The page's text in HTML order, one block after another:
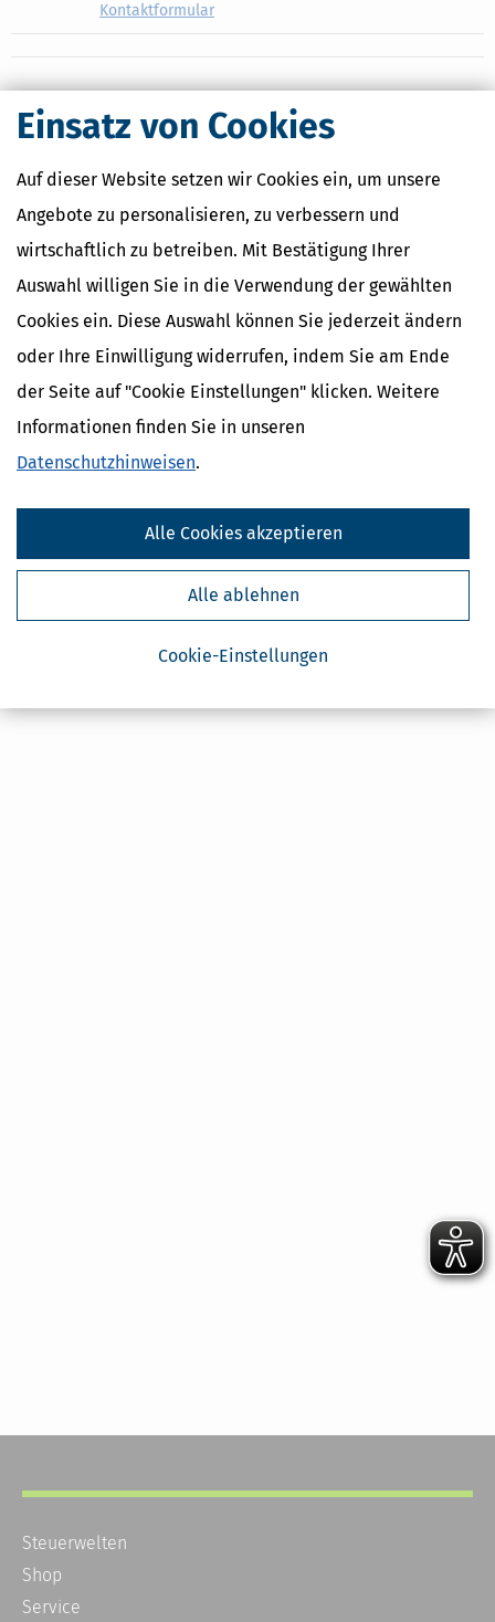
Einsatz von Cookies
Auf dieser Website setzen wir Cookies ein, um unsere
Angebote zu personalisieren, zu verbessern und
wirtschaftlich zu betreiben. Mit Bestätigung Ihrer
Auswahl willigen Sie in die Verwendung der gewählten
Cookies ein. Diese Auswahl können Sie jederzeit ändern
oder Ihre Einwilligung widerrufen, indem Sie am Ende
der Seite auf "Cookie Einstellungen" klicken. Weitere
Informationen finden Sie in unseren
Datenschutzhinweisen.
Cookie-Einstellungen
Alle ablehnen
Alle Cookies akzeptieren
Kontaktformular
Steuerwelten
Shop
Service